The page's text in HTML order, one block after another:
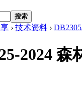
搜索
› 技术资料 ›
2024